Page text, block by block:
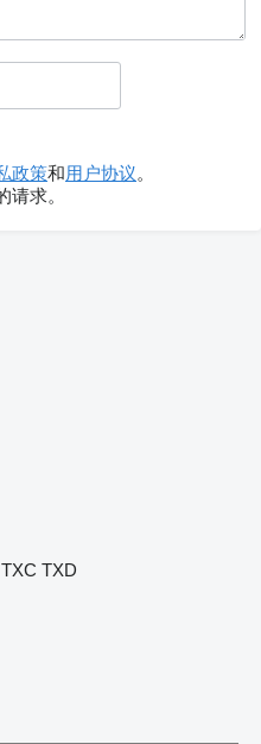
政策和用户协议。
求。
TXC TXD